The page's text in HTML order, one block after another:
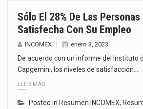
Sólo El 28% De Las
Satisfecha Con Su Empleo
INCOMEX enero 3, 2023
De acuerdo con un informe del Instituto
Capgemini, los niveles de satisfacción…
LEER MÁS
Posted in Resumen INCOMEX,